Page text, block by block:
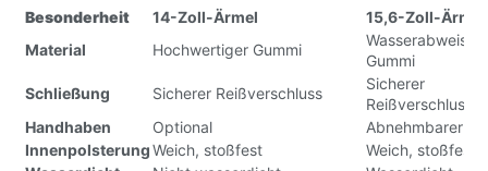
Besonderheit 14-Zoll-Ärmel
15,6-Zoll-Ärmel
Material
Hochwertiger Gummi
Gummi
Schließung
Sicherer Reißverschluss
Sicherer
Reißverschluss
Handhaben
Optional
Abnehmbarer
InnenpolsterungWeich, stoßfest
Weich, stoßfest